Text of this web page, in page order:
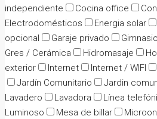
independiente
Cocina office
Electrodomésticos
Energia solar
opcional
Garaje privado Gimnasio
Gres / Cerámica
Hidromasaje
exterior
Internet Internet / WIFI
Jardín Comunitario
Jardin
Lavadero
Lavadora Línea
Luminoso
Mesa de billar